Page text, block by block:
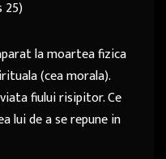
25)
la moartea fizica
(cea morala).
fiului risipitor. Ce
lui de a se repune in